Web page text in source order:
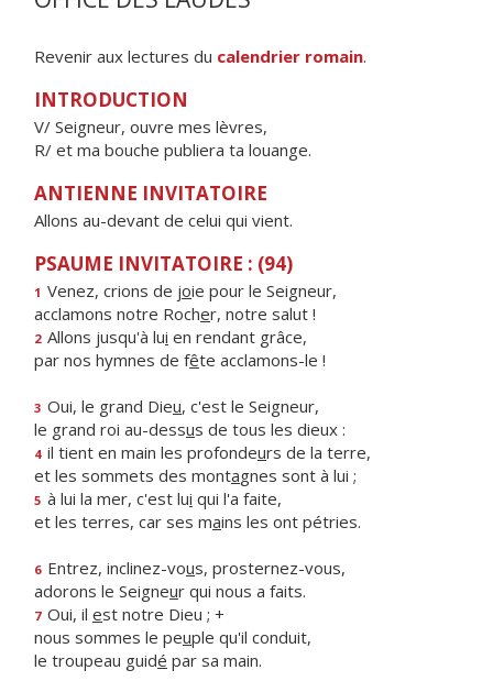
Revenir aux lectures du calendrier romain.
INTRODUCTION
V/ Seigneur, ouvre mes lèvres,
R/ et ma bouche publiera ta louange.
ANTIENNE INVITATOIRE
Allons au-devant de celui qui vient.
PSAUME INVITATOIRE : (94)
1 Venez, crions de joie pour le Seigneur,
acclamons notre Rocher, notre salut !
2 Allons jusqu'à lui en rendant grâce,
par nos hymnes de fête acclamons-le !
3 Oui, le grand Dieu, c'est le Seigneur,
le grand roi au-dessus de tous les dieux :
4 il tient en main les profondeurs de la terre,
et les sommets des montagnes sont à lui ;
5 à lui la mer, c'est lui qui l'a faite,
et les terres, car ses mains les ont pétries.
6 Entrez, inclinez-vous, prosternez-vous,
adorons le Seigneur qui nous a faits.
7 Oui, il est notre Dieu ; +
nous sommes le peuple qu'il conduit,
le troupeau guidé par sa main.